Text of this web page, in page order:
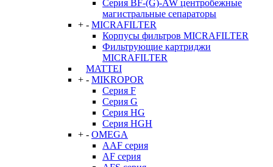
Серия BF-(G)-AW центробежные
магистральные сепараторы
+ - MICRAFILTER
Корпусы фильтров MICRAFILTER
Фильтрующие картриджи
MICRAFILTER
MATTEI
+ - MIKROPOR
Серия F
Серия G
Серия HG
Серия HGH
+ - OMEGA
AAF серия
AF серия